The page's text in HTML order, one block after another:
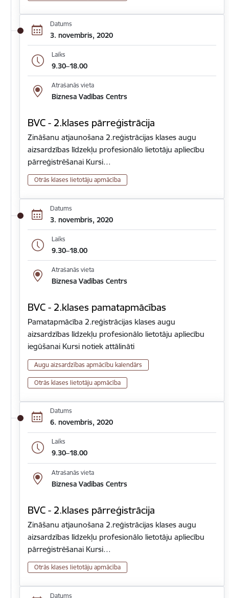
Datums
3. novembris, 2020
Laiks
9.30–18.00
Atrašanās vieta
Biznesa Vadības Centrs
BVC - 2.klases pārreģistrācija
Zināšanu atjaunošana 2.reģistrācijas klases augu
aizsardzības līdzekļu profesionālo lietotāju apliecību
pārreģistrēšanai Kursi…
Otrās klases lietotāju apmācība
Datums
3. novembris, 2020
Laiks
9.30–18.00
Atrašanās vieta
Biznesa Vadības Centrs
BVC - 2.klases pamatapmācības
Pamatapmācība 2.reģistrācijas klases augu
aizsardzības līdzekļu profesionālo lietotāju apliecību
iegūšanai Kursi notiek attālināti
Augu aizsardzības apmācību kalendārs
Otrās klases lietotāju apmācība
Datums
6. novembris, 2020
Laiks
9.30–18.00
Atrašanās vieta
Biznesa Vadības Centrs
BVC - 2.klases pārreģistrācija
Zināšanu atjaunošana 2.reģistrācijas klases augu
aizsardzības līdzekļu profesionālo lietotāju apliecību
pārreģistrēšanai Kursi…
Otrās klases lietotāju apmācība
Datums